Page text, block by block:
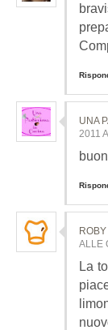
UNA
2011
ALLE
La